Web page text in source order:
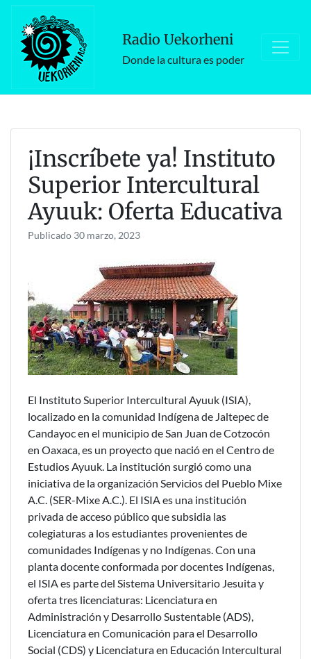
Skip
content
Radio Uekorheni
Donde la cultura es poder
¡Inscríbete ya! Instituto
Superior Intercultural
Ayuuk: Oferta Educativa
Publicado 30 marzo, 2023
El Instituto Superior Intercultural Ayuuk (ISIA),
localizado en la comunidad Indígena de Jaltepec de
Candayoc en el municipio de San Juan de Cotzocón
en Oaxaca, es un proyecto que nació en el Centro de
Estudios Ayuuk. La institución surgió como una
iniciativa de la organización Servicios del Pueblo Mixe
A.C. (SER-Mixe A.C.). El ISIA es una institución
privada de acceso público que subsidia las
colegiaturas a los estudiantes provenientes de
comunidades Indígenas y no Indígenas. Con una
planta docente conformada por docentes Indígenas,
el ISIA es parte del Sistema Universitario Jesuita y
oferta tres licenciaturas: Licenciatura en
Administración y Desarrollo Sustentable (ADS),
Licenciatura en Comunicación para el Desarrollo
Social (CDS) y Licenciatura en Educación Intercultural